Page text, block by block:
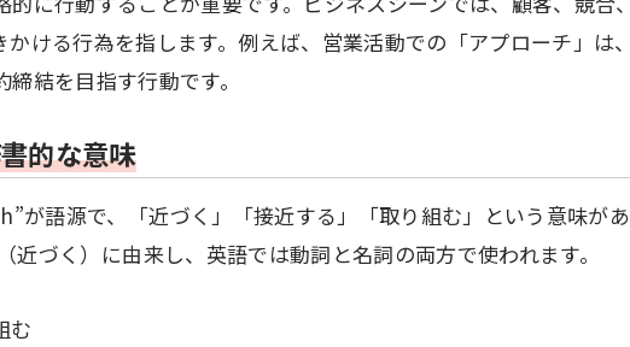
ける行為を指します。例えば、営業活動での「アプローチ」は、
結を目指す行動です。
的な意味
が語源で、「近づく」「接近する」「取り組む」という意味があ
づく）に由来し、英語では動詞と名詞の両方で使われます。
む